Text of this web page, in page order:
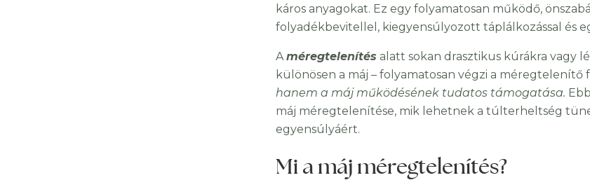
káros anyagokat. Ez egy folyamatosan működő,
folyadékbevitellel, kiegyensúlyozott táplálkozással és
Améregtelenítés alatt sokan drasztikus kúrákra vagy
különösen a máj – folyamatosan végzi a méregtelenítő
hanem a máj működésének tudatos támogatása.
máj méregtelenítése, mik lehetnek a túlterheltség
egyensúlyáért.
Mi a máj méregtelenítés?